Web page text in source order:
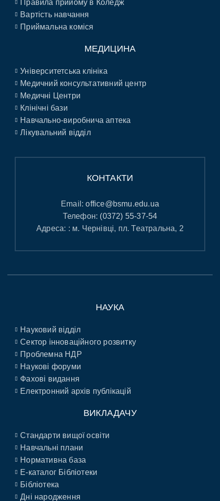
Правила прийому в Коледж
Вартість навчання
Приймальна коміся
МЕДИЦИНА
Університетська клініка
Медичний консультативний центр
Медичні Центри
Клінічні бази
Навчально-виробнича аптека
Лікувальний відділ
КОНТАКТИ
Email:office@bsmu.edu.ua
Телефон: (0372) 55-37-54
Адреса: : м. Чернівці, пл. Театральна, 2
НАУКА
Науковий відділ
Сектор інноваційного розвитку
Проблемна НДР
Наукові форуми
Фахові видання
Електронний архів публікацій
ВИКЛАДАЧУ
Стандарти вищої освіти
Навчальні плани
Нормативна база
E-каталог Бібліотеки
Бібліотека
Дні народження